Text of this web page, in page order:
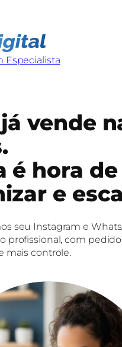
Especialista
vende
é hora de
e
seu Instagram e
profissional, com
mais controle.